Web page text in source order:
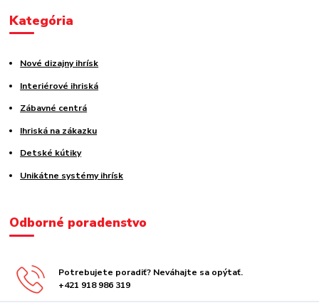
Kategória
Nové dizajny ihrísk
Interiérové ihriská
Zábavné centrá
Ihriská na zákazku
Detské kútiky
Unikátne systémy ihrísk
Odborné poradenstvo
Potrebujete poradiť? Neváhajte sa opýtať.
+421 918 986 319